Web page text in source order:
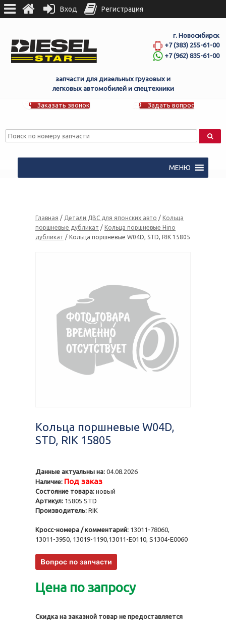
г. Новосибирск
+7 (383) 255-61-00
+7 (962) 835-61-00
запчасти для дизельных грузовых и
легковых автомобилей и спецтехники
Заказать звонок Задать вопрос
МЕНЮ
Главная / Детали ДВС для японских авто / Кольца
поршневые дубликат / Кольца поршневые Hino
дубликат / Кольца поршневые W04D, STD, RIK 15805
Кольца поршневые W04D,
STD, RIK 15805
Данные актуальны на: 04.08.2026
Наличие: Под заказ
Состояние товара: новый
Артикул: 15805 STD
Производитель: RIK
Кросс-номера / комментарий: 13011-78060,
13011-3950, 13019-1190,13011-E0110, S1304-E0060
Цена по запросу
Скидка на заказной товар не предоставляется
Вход Регистрация